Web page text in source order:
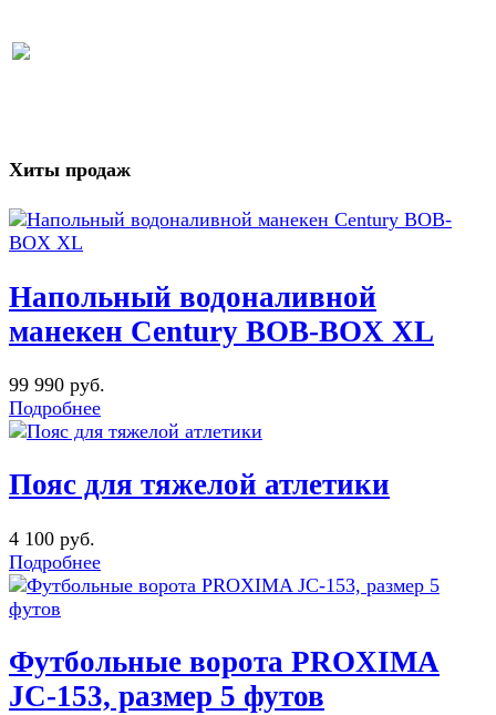
Хиты продаж
Напольный водоналивной
манекен Century BOB-BOX XL
99 990 руб.
Подробнее
Пояс для тяжелой атлетики
4 100 руб.
Подробнее
Футбольные ворота PROXIMA
JC-153, размер 5 футов